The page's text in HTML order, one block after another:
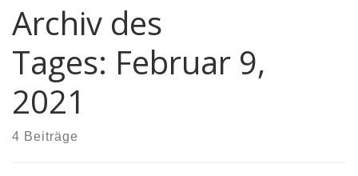
Archiv des
Tages: Februar 9,
2021
4 Beiträge